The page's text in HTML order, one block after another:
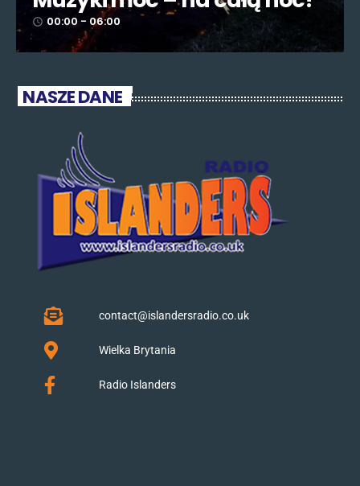
access_time 00:00 - 06:00
NASZE DANE
contact@islandersradio.co.uk
Wielka Brytania
Radio Islanders